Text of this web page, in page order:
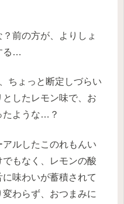
前の方が、よりしょ
る…
ちょっと断定しづらい
したレモン味で、お
たような…？
ルしたこのれもんい
もなく、レモンの酸
味わいが蓄積されて
わらず、おつまみに